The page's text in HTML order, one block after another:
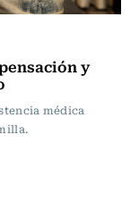
y
médica